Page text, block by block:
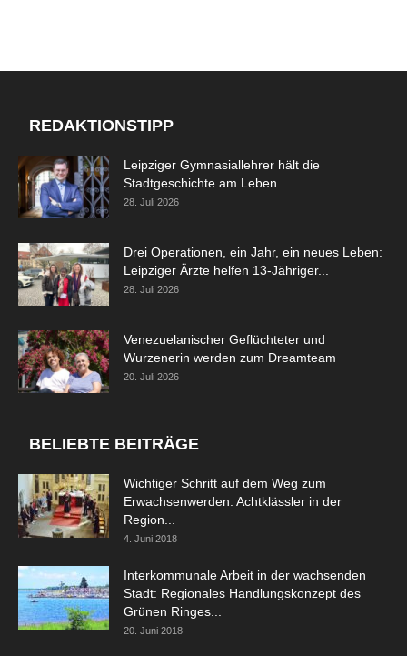
REDAKTIONSTIPP
Leipziger Gymnasiallehrer hält die
Stadtgeschichte am Leben
28. Juli 2026
Drei Operationen, ein Jahr, ein neues Leben:
Leipziger Ärzte helfen 13-Jähriger...
28. Juli 2026
Venezuelanischer Geflüchteter und
Wurzenerin werden zum Dreamteam
20. Juli 2026
BELIEBTE BEITRÄGE
Wichtiger Schritt auf dem Weg zum
Erwachsenwerden: Achtklässler in der
Region...
4. Juni 2018
Interkommunale Arbeit in der wachsenden
Stadt: Regionales Handlungskonzept des
Grünen Ringes...
20. Juni 2018